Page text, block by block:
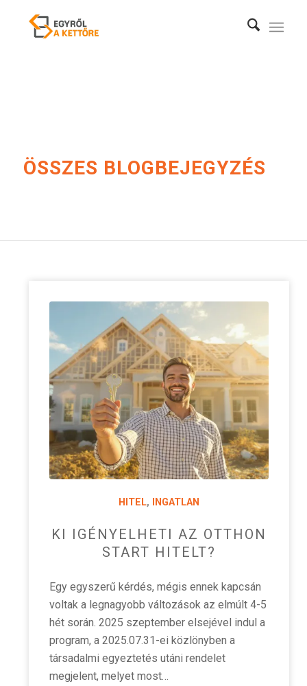
ÖSSZES BLOGBEJEGYZÉS
HITEL, INGATLAN
KI IGÉNYELHETI AZ OTTHON
START HITELT?
Egy egyszerű kérdés, mégis ennek kapcsán
voltak a legnagyobb változások az elmúlt 4-5
hét során. 2025 szeptember elsejével indul a
program, a 2025.07.31-ei közlönyben a
társadalmi egyeztetés utáni rendelet
megjelent, melyet most…